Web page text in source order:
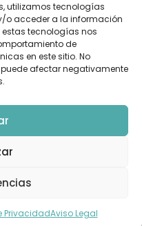
utilizamos tecnologías
o acceder a la información
estas tecnologías nos
de
en este sitio. No
afectar negativamente
PrivacidadAviso Legal
NextGenerationEU. Sin
y no reflejan
Europea o la Comisión
de las mismas»
por